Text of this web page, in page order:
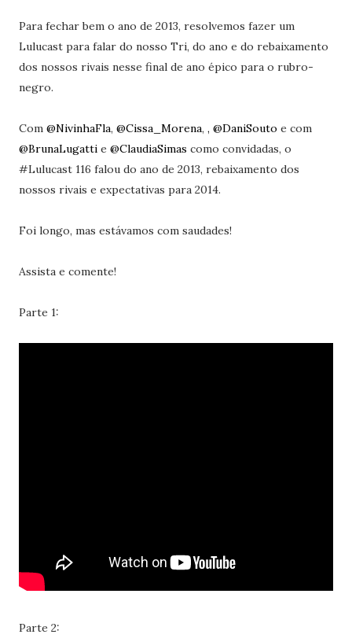
Para fechar bem o ano de 2013, resolvemos fazer um
Lulucast para falar do nosso Tri, do ano e do rebaixamento
dos nossos rivais nesse final de ano épico para o rubro-
negro.
Com @NivinhaFla, @Cissa_Morena, , @DaniSouto e com
@BrunaLugattie @ClaudiaSimas como convidadas, o
#Lulucast 116 falou do ano de 2013, rebaixamento dos
nossos rivais e expectativas para 2014.
Foi longo, mas estávamos com saudades!
Assista e comente!
Parte 1:
Parte 2: